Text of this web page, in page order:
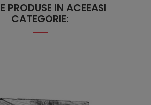
PRODUSE IN ACEEASI
CATEGORIE: